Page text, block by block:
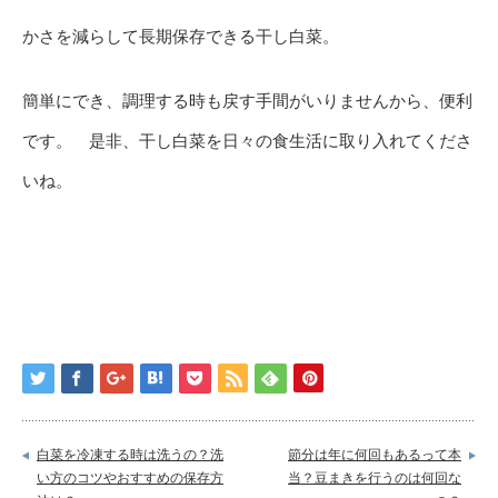
かさを減らして長期保存できる干し白菜。
簡単にでき、調理する時も戻す手間がいりませんから、便利
です。 是非、干し白菜を日々の食生活に取り入れてくださ
いね。
白菜を冷凍する時は洗うの？洗
い方のコツやおすすめの保存方
節分は年に何回もあるって本
当？豆まきを行うのは何回な